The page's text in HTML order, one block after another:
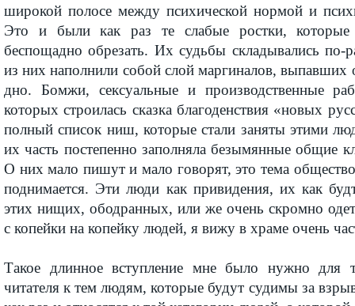
широкой полосе между психической нормой и
Это и были как раз те слабые ростки, которые
беспощадно обрезать. Их судьбы складывались
из них наполнили собой слой маргиналов, выпавших
дно. Бомжи, сексуальные и производственные
которых строилась сказка благоденствия «новых
полный список ниш, которые стали заняты этими
их часть постепенно заполняла безымянные общие
О них мало пишут и мало говорят, это тема
поднимается. Эти люди как привидения, их как
этих нищих, ободранных, или же очень скромно
с копейки на копейку людей, я вижу в храме очень
Такое длинное вступление мне было нужно для
читателя к тем людям, которые будут судимы за